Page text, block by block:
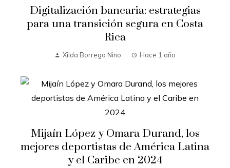
Digitalización bancaria: estrategias
para una transición segura en Costa
Rica
Xilda Borrego Nino Hace 1 año
Mijaín López y Omara Durand, los
mejores deportistas de América Latina
y el Caribe en 2024